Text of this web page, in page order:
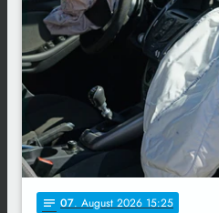
notes 07. August 2026 15:25